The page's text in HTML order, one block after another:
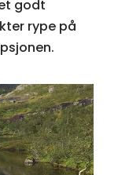
godt
rype på